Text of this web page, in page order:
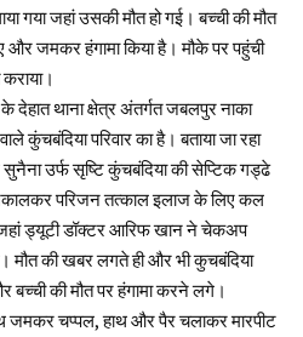
गया जहां उसकी मौत हो गई। बच्ची की मौत
और जमकर हंगामा किया है। मौके पर पहुंची
देहात थाना क्षेत्र अंतर्गत जबलपुर नाका
कुंचबंदिया परिवार का है। बताया जा रहा
सुनैना उर्फ सृष्टि कुंचबंदिया की सेप्टिक गड्ढे
परिजन तत्काल इलाज के लिए कल
ड्यूटी डॉक्टर आरिफ खान ने चेकअप
मौत की खबर लगते ही और भी कुचबंदिया
बच्ची की मौत पर हंगामा करने लगे।
चप्पल, हाथ और पैर चलाकर मारपीट